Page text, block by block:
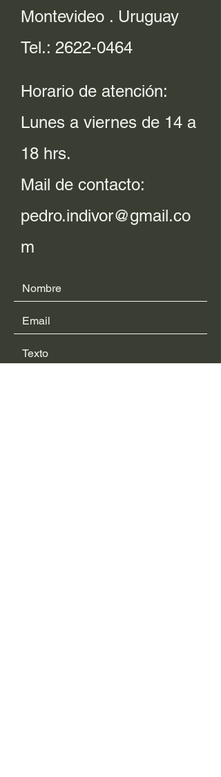
Montevideo . Uruguay
Tel.: 2622-0464
Horario de atención:
Lunes a viernes de 14 a
18 hrs.
Mail de contacto:
pedro.indivor@gmail.co
m